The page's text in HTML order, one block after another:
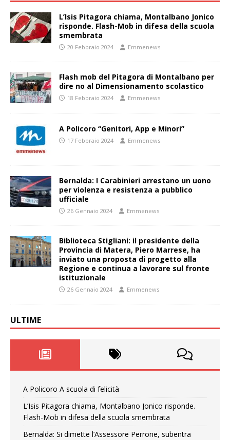
L’Isis Pitagora chiama, Montalbano Jonico
risponde. Flash-Mob in difesa della scuola
smembrata
20 Febbraio 2024 Emmenews
Flash mob del Pitagora di Montalbano per
dire no al Dimensionamento scolastico
18 Febbraio 2024 Emmenews
A Policoro “Genitori, App e Minori”
17 Febbraio 2024 Emmenews
Bernalda: I Carabinieri arrestano un uono
per violenza e resistenza a pubblico
ufficiale
26 Gennaio 2024 Emmenews
Biblioteca Stigliani: il presidente della
Provincia di Matera, Piero Marrese, ha
inviato una proposta di progetto alla
Regione e continua a lavorare sul fronte
istituzionale
26 Gennaio 2024 Emmenews
ULTIME
A Policoro A scuola di felicità
L’Isis Pitagora chiama, Montalbano Jonico risponde.
Flash-Mob in difesa della scuola smembrata
Bernalda: Si dimette l’Assessore Perrone, subentra